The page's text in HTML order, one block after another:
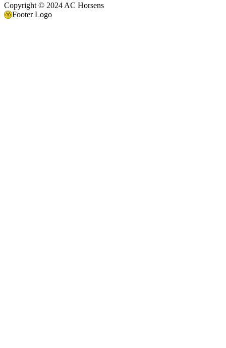
Copyright © 2024 AC Horsens
Footer Logo